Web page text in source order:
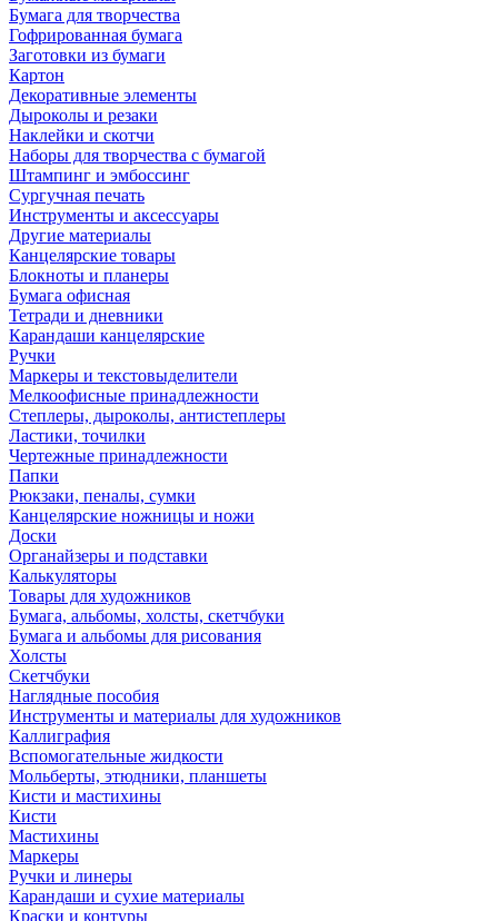
Бумага для творчества
Гофрированная бумага
Заготовки из бумаги
Картон
Декоративные элементы
Дыроколы и резаки
Наклейки и скотчи
Наборы для творчества с бумагой
Штампинг и эмбоссинг
Сургучная печать
Инструменты и аксессуары
Другие материалы
Канцелярские товары
Блокноты и планеры
Бумага офисная
Тетради и дневники
Карандаши канцелярские
Ручки
Маркеры и текстовыделители
Мелкоофисные принадлежности
Степлеры, дыроколы, антистеплеры
Ластики, точилки
Чертежные принадлежности
Папки
Рюкзаки, пеналы, сумки
Канцелярские ножницы и ножи
Доски
Органайзеры и подставки
Калькуляторы
Товары для художников
Бумага, альбомы, холсты, скетчбуки
Бумага и альбомы для рисования
Холсты
Скетчбуки
Наглядные пособия
Инструменты и материалы для художников
Каллиграфия
Вспомогательные жидкости
Мольберты, этюдники, планшеты
Кисти и мастихины
Кисти
Мастихины
Маркеры
Ручки и линеры
Карандаши и сухие материалы
Краски и контуры